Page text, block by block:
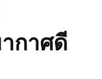
กาศดี